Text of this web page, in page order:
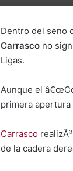
Dentro del seno
Carrasco no
Ligas.
Aunque el
primera
Carrasco
de la cadera